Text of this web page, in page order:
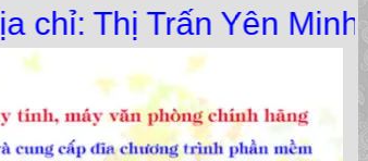
Trấn Yên Minh -